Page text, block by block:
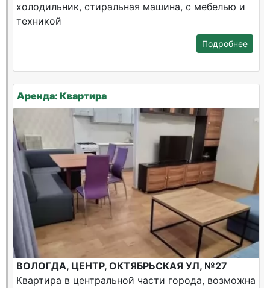
холодильник, стиральная машина, с мебелью и
техникой
Подробнее
Аренда: Квартира
ВОЛОГДА, ЦЕНТР, ОКТЯБРЬСКАЯ УЛ, №27
Квартира в центральной части города, возможна